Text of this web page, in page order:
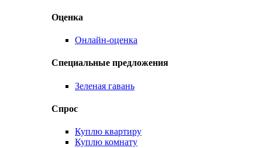
Оценка
Онлайн-оценка
Специальные предложения
Зеленая гавань
Спрос
Куплю квартиру
Куплю комнату